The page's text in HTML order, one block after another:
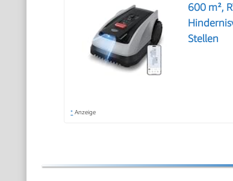
600 m²,
Stellen
* Anzeige